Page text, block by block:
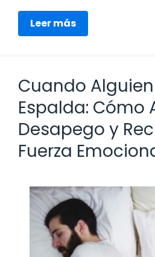
Leer más
Cuando
Espalda: Cómo
Desapego y
Fuerza